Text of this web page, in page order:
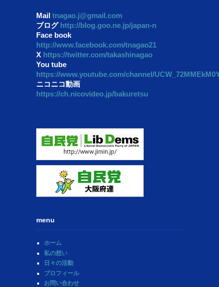
Mail tnagao.j@gmail.com
ブログ http://blog.goo.ne.jp/japan-n
Face book
http://www.facebook.com/tnagao21
X https://twitter.com/takashinagao
You tube
https://www.youtube.com/channel/
ニコニコ動画
https://ch.nicovideo.jp/bakuretsu
menu
ホーム
私の想い
日々の活動
プロフィール
お問い合わせ